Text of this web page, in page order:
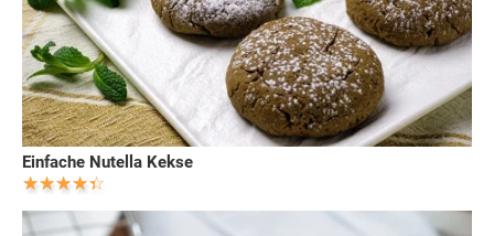
Einfache Nutella Kekse